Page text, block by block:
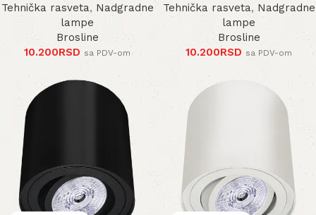
Tehnička rasveta, Nadgradne
lampe
Brosline
10.200RSD sa PDV-om
Tehnička rasveta, Nadgradne
lampe
Brosline
10.200RSD sa PDV-om